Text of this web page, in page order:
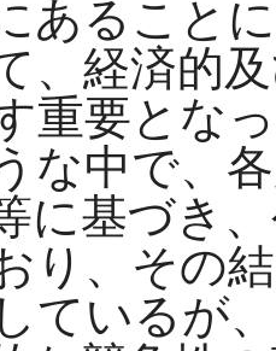
あること
、経済的
重要とな
な中で、
に基づき
り、その
ているが